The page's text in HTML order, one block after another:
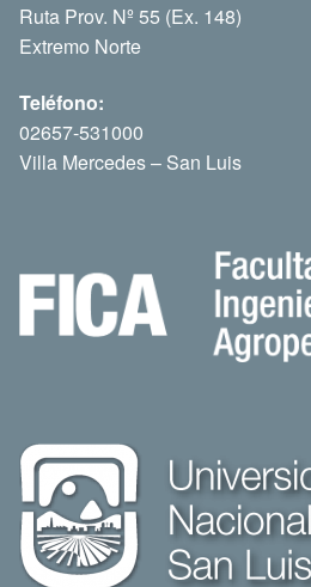
Ruta Prov. Nº 55 (Ex. 148)
Extremo Norte
Teléfono:
02657-531000
Villa Mercedes – San Luis